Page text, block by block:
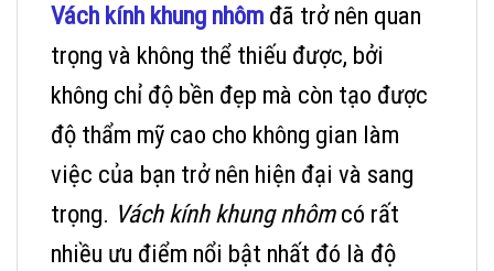
Vách kính khung nhôm đã trở nên quan
trọng và không thể thiếu được, bởi
không chỉ độ bền đẹp mà còn tạo được
độ thẩm mỹ cao cho không gian làm
việc của bạn trở nên hiện đại và sang
trọng. Vách kính khung nhômcó rất
nhiều ưu điểm nổi bật nhất đó là độ